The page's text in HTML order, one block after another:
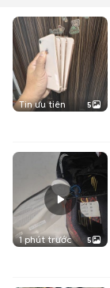
Tin ưu tiên 5
1 phút trước 5